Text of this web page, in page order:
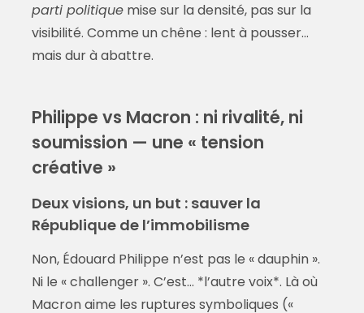
parti politiquemise sur la densité, pas sur la
visibilité. Comme un chêne : lent à pousser…
mais dur à abattre.
Philippe vs Macron : ni rivalité, ni
soumission — une « tension
créative »
Deux visions, un but : sauver la
République de l’immobilisme
Non, Édouard Philippe n’est pas le « dauphin ».
Ni le « challenger ». C’est… *l’autre voix*. Là où
Macron aime les ruptures symboliques («